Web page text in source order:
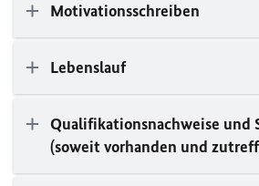
Motivationsschreiben
Lebenslauf
Qualifikationsnachweise und
(soweit vorhanden und